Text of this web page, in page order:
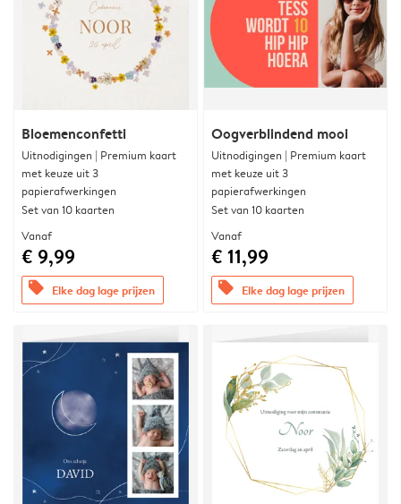
Bloemenconfetti
Uitnodigingen | Premium kaart
met keuze uit 3
papierafwerkingen
Set van 10 kaarten
Vanaf
€ 9,99
offers Elke dag lage prijzen
Oogverblindend mooi
Uitnodigingen | Premium kaart
met keuze uit 3
papierafwerkingen
Set van 10 kaarten
Vanaf
€ 11,99
offers Elke dag lage prijzen